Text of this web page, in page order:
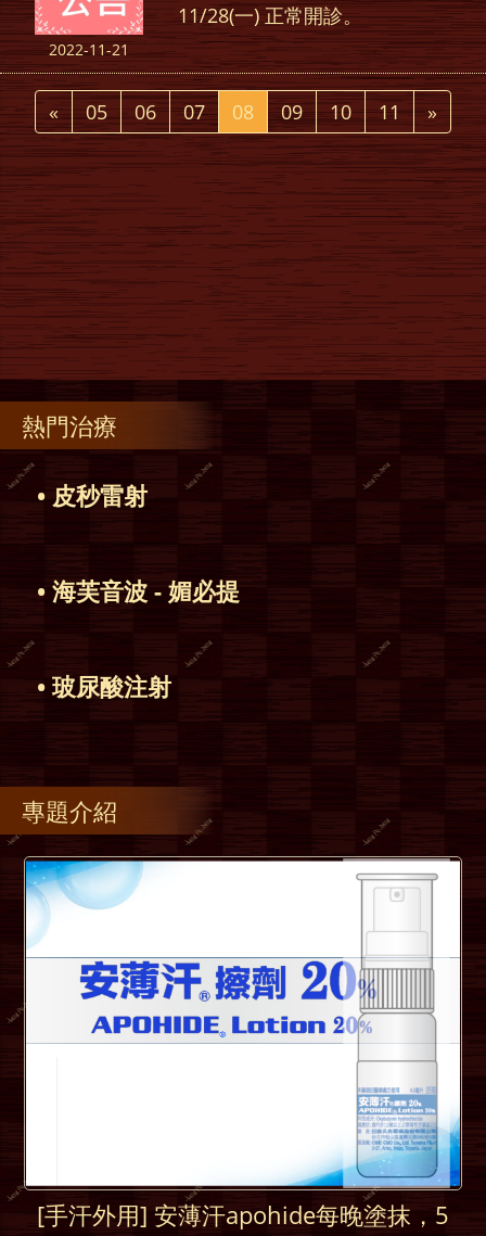
熱門治療
• 皮秒雷射
• 海芙音波 - 媚必提
• 玻尿酸注射
專題介紹
[手汗外用] 安薄汗apohide每晚塗抹，5
2022-11-21
11/28(一) 正常開診。
«Previous
05 06 07 08 09 10 11 »Next